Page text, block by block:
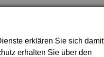
erklären Sie sich damit
erhalten Sie über den